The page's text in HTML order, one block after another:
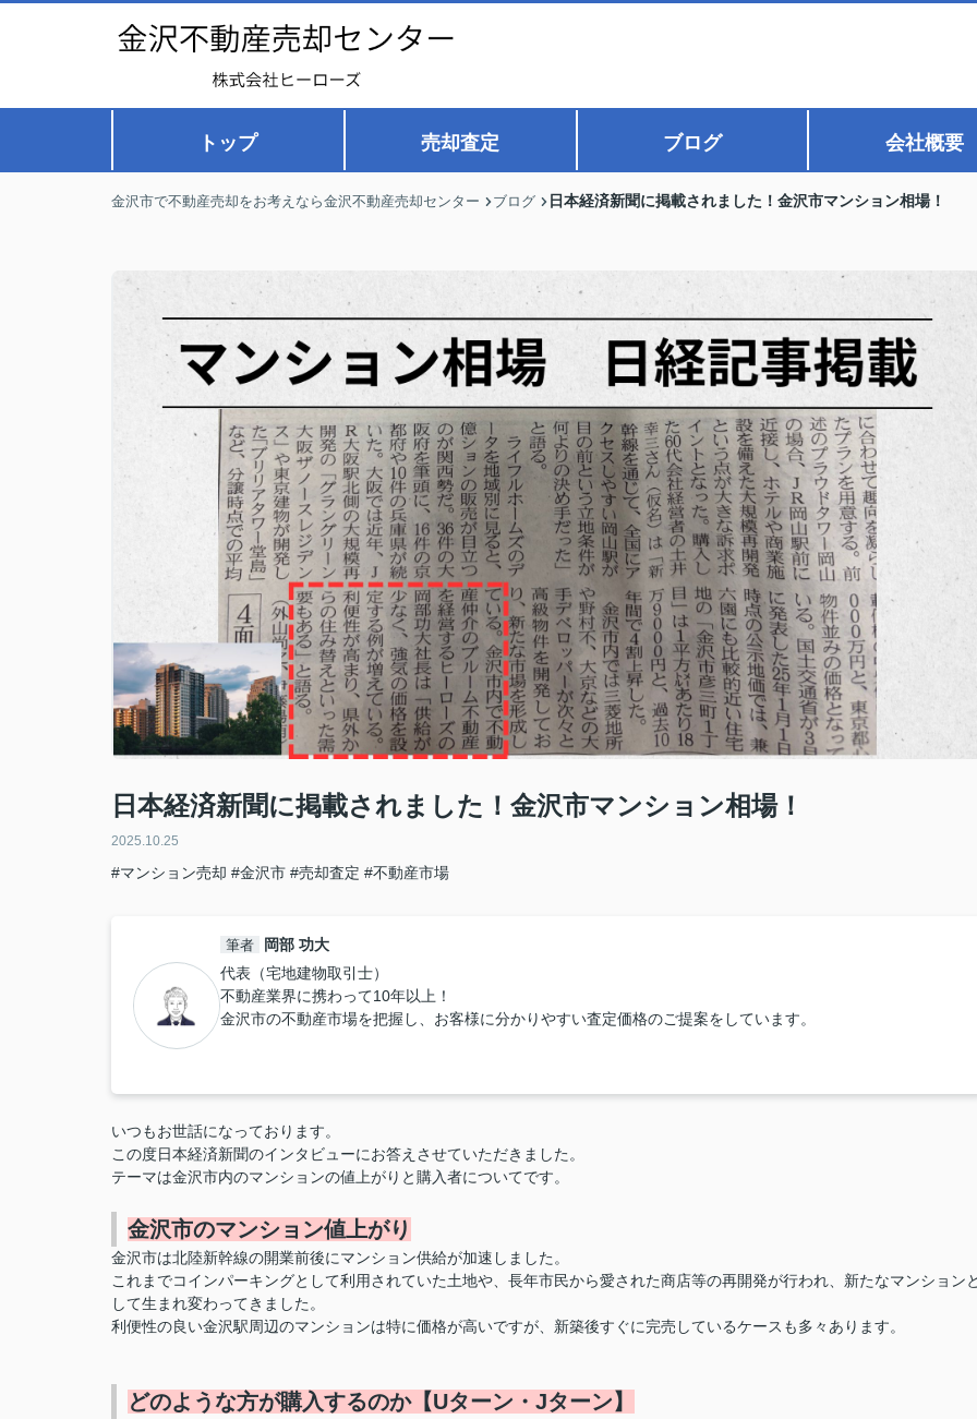
トップ 売却査定 ブログ 会社概要
金沢市で不動産売却をお考えなら金沢不動産売却センター ブログ 日本経済新聞に掲載されました！金沢市マンション相場！
日本経済新聞に掲載されました！金沢市マンション相場！
2025.10.25
#マンション売却 #金沢市 #売却査定 #不動産市場
筆者
岡部 功大
代表（宅地建物取引士）
不動産業界に携わって10年以上！
金沢市の不動産市場を把握し、お客様に分かりやすい査定価格のご提案をしています。
いつもお世話になっております。
この度日本経済新聞のインタビューにお答えさせていただきました。
テーマは金沢市内のマンションの値上がりと購入者についてです。
金沢市のマンション値上がり
金沢市は北陸新幹線の開業前後にマンション供給が加速しました。
これまでコインパーキングとして利用されていた土地や、長年市民から愛された商店等の再開発が行われ、新たなマンション
して生まれ変わってきました。
利便性の良い金沢駅周辺のマンションは特に価格が高いですが、新築後すぐに完売しているケースも多々あります。
どのような方が購入するのか【Uターン・Jターン】